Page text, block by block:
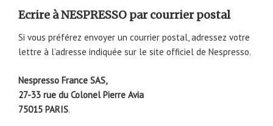
Ecrire à NESPRESSO par courrier postal
Si vous préférez envoyer un courrier postal, adressez votre
lettre à l’adresse indiquée sur le site officiel de Nespresso.
Nespresso France SAS,
27-33 rue du Colonel Pierre Avia
75015 PARIS.